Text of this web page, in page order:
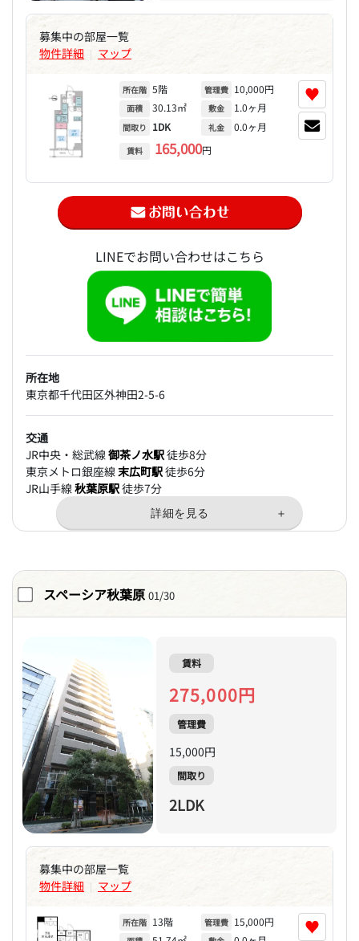
募集中の部屋一覧
物件詳細 | マップ
所在階 5階
面積 30.13㎡
間取り 1DK
賃料 165,000円
管理費 10,000円
敷金 1.0ヶ月
礼金 0.0ヶ月
♥
LINEでお問い合わせはこちら
所在地
東京都千代田区外神田2-5-6
交通
JR中央・総武線御茶ノ水駅徒歩8分
東京メトロ銀座線末広町駅徒歩6分
JR山手線秋葉原駅徒歩7分
スペーシア秋葉原 01/30
賃料
275,000円
管理費
15,000円
間取り
2LDK
募集中の部屋一覧
物件詳細 | マップ
所在階 13階 管理費 15,000円 ♥